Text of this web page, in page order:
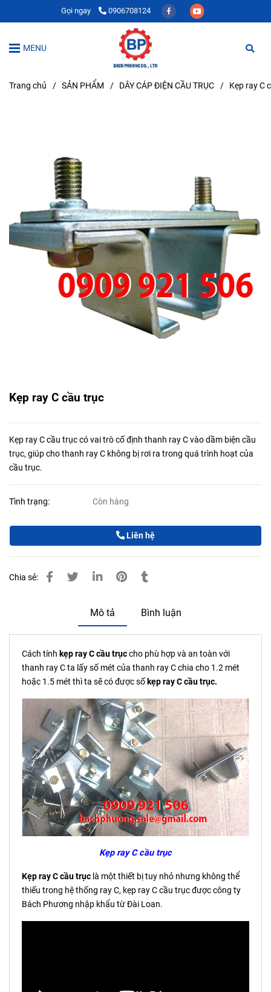
Gọi ngay 0906708124
MENU
Trang chủ / SẢN PHẨM / DÂY CÁP ĐIỆN CẦU TRỤC / Kẹp ray C
Kẹp ray C cầu trục
Kẹp ray C cầu trục có vai trò cố định thanh ray C vào dầm biện cầu
trục, giúp cho thanh ray C không bị rơi ra trong quá trình hoạt của
cầu trục.
Tình trạng: Còn hàng
Liên hệ
Chia sẻ:
Mô tả Bình luận
Cách tính kẹp ray C cầu trụccho phù hợp và an toàn với
thanh ray C ta lấy số mét của thanh ray C chia cho 1.2 mét
hoặc 1.5 mét thì ta sẽ có được số kẹp ray C cầu trục.
Kẹp ray C cầu trục
Kẹp ray C cầu trục là một thiết bị tuy nhỏ nhưng không thể
thiếu trong hệ thống ray C, kẹp ray C cầu trục được công ty
Bách Phương nhập khẩu từ Đài Loan.